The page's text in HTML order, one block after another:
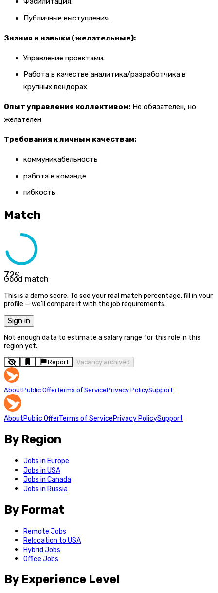
Публичные выступления​​​​​​​.
Знания и навыки (желательные):
Управление проектами.
Работа в качестве аналитика/разработчика в
крупных вендорах
Опыт управления коллективом: Не обязателен, но
желателен
Требования к личным качествам:
коммуникабельность
работа в команде
гибкость
Match
72%
Good match
This is a demo score. To see your real match percentage, fill in your
profile — we'll compare it with the job requirements.
Sign in
Not enough data to estimate a salary range for this role in this
region yet.
Report Vacancy archived
AboutPublic OfferTerms of ServicePrivacy PolicySupport
AboutPublic OfferTerms of ServicePrivacy PolicySupport
By Region
Jobs in Europe
Jobs in USA
Jobs in Canada
Jobs in Russia
By Format
Remote Jobs
Relocation to USA
Hybrid Jobs
Office Jobs
By Experience Level